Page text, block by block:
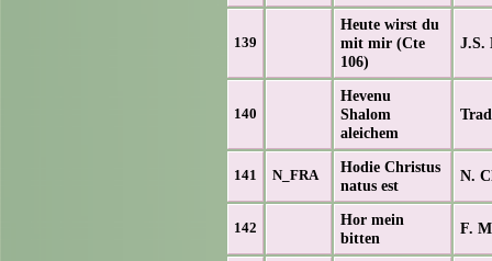
139
Heute wirst du
mit mir (Cte
106)
J.S.
140
Hevenu
Shalom
aleichem
141 N_FRA
Hodie Christus
natus est
N.
142
Hor mein
bitten
F.